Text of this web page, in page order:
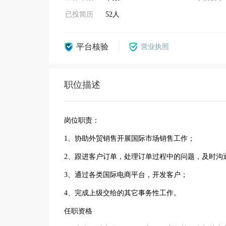
已投简历 52人
平台核验 营业执照
职位描述
岗位职责：
1、协助外贸销售开展国际市场销售工作；
2、跟进客户订单，处理订单过程中的问题，及时沟
3、通过各类国际电商平台，开发客户；
4、完成上级交给的其它事务性工作。
任职资格